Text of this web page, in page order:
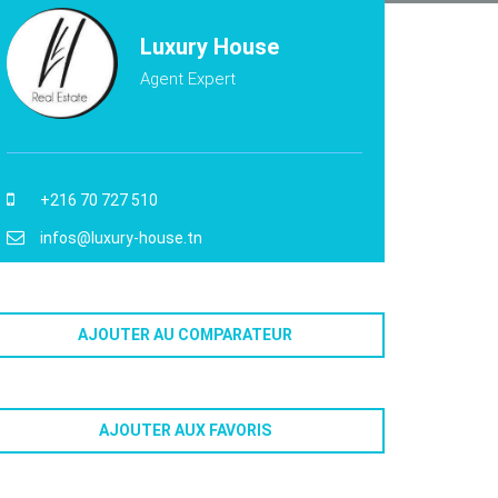
Luxury House
Agent Expert
+216 70 727 510
infos@luxury-house.tn
AJOUTER AU COMPARATEUR
AJOUTER AUX FAVORIS